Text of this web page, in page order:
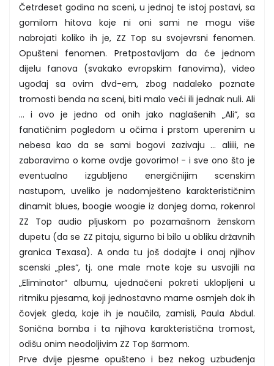
Četrdeset godina na sceni, u jednoj te istoj postavi, sa
gomilom hitova koje ni oni sami ne mogu više
nabrojati koliko ih je, ZZ Top su svojevrsni fenomen.
Opušteni fenomen. Pretpostavljam da će jednom
dijelu fanova (svakako evropskim fanovima), video
ugođaj sa ovim dvd-em, zbog nadaleko poznate
tromosti benda na sceni, biti malo veći ili jednak nuli. Ali
... i ovo je jedno od onih jako naglašenih „Ali“, sa
fanatičnim pogledom u očima i prstom uperenim u
nebesa kao da se sami bogovi zazivaju ... aliiii, ne
zaboravimo o kome ovdje govorimo! - i sve ono što je
eventualno izgubljeno energičnijim scenskim
nastupom, uveliko je nadomješteno karakterističnim
dinamit blues, boogie woogie iz donjeg doma, rokenrol
ZZ Top audio pljuskom po pozamašnom ženskom
dupetu (da se ZZ pitaju, sigurno bi bilo u obliku državnih
granica Texasa). A onda tu još dodajte i onaj njihov
scenski „ples“, tj. one male mote koje su usvojili na
„Eliminator“ albumu, ujednačeni pokreti uklopljeni u
ritmiku pjesama, koji jednostavno mame osmjeh dok ih
čovjek gleda, koje ih je naučila, zamisli, Paula Abdul.
Sonična bomba i ta njihova karakteristična tromost,
odišu onim neodoljivim ZZ Top šarmom.
Prve dvije pjesme opušteno i bez nekog uzbuđenja